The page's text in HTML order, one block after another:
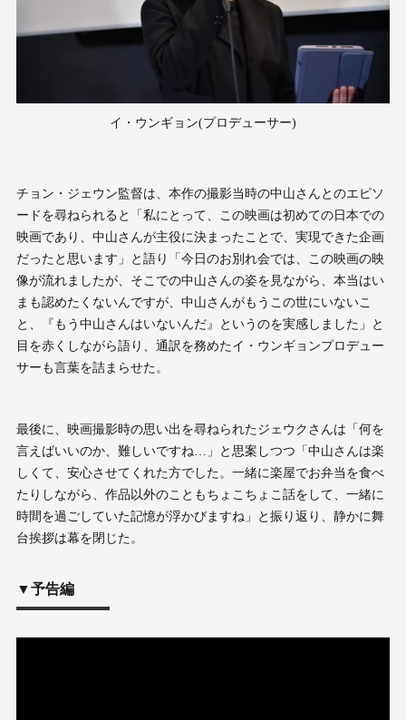
イ・ウンギョン(プロデューサー)
チョン・ジェウン監督は、本作の撮影当時の中山さんとのエピソ
ードを尋ねられると「私にとって、この映画は初めての日本での
映画であり、中山さんが主役に決まったことで、実現できた企画
だったと思います」と語り「今日のお別れ会では、この映画の映
像が流れましたが、そこでの中山さんの姿を見ながら、本当はい
まも認めたくないんですが、中山さんがもうこの世にいないこ
と、『もう中山さんはいないんだ』というのを実感しました」と
目を赤くしながら語り、通訳を務めたイ・ウンギョンプロデュー
サーも言葉を詰まらせた。
最後に、映画撮影時の思い出を尋ねられたジェウクさんは「何を
言えばいいのか、難しいですね…」と思案しつつ「中山さんは楽
しくて、安心させてくれた方でした。一緒に楽屋でお弁当を食べ
たりしながら、作品以外のこともちょこちょこ話をして、一緒に
時間を過ごしていた記憶が浮かびますね」と振り返り、静かに舞
台挨拶は幕を閉じた。
▼予告編